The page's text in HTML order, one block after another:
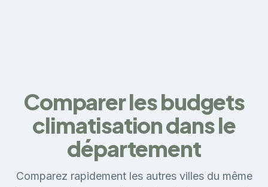
Comparer les budgets
climatisation dans le
département
Comparez rapidement les autres villes du même